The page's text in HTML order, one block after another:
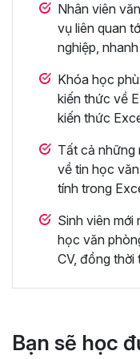
Nhân viên
vụ liên quan
nghiệp,
Khóa học
kiến thức về
kiến thức
Tất cả những
về tin học
tính trong
Sinh viên mới
học văn
CV, đồng thời
Bạn sẽ học